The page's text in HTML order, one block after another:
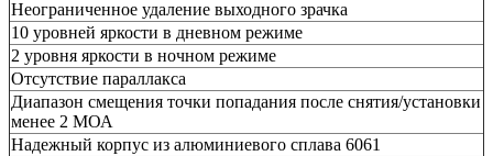
Неограниченное удаление выходного зрачка
10 уровней яркости в дневном режиме
2 уровня яркости в ночном режиме
Отсутствие параллакса
Диапазон смещения точки попадания после снятия/установки
менее 2 МОА
Надежный корпус из алюминиевого сплава 6061